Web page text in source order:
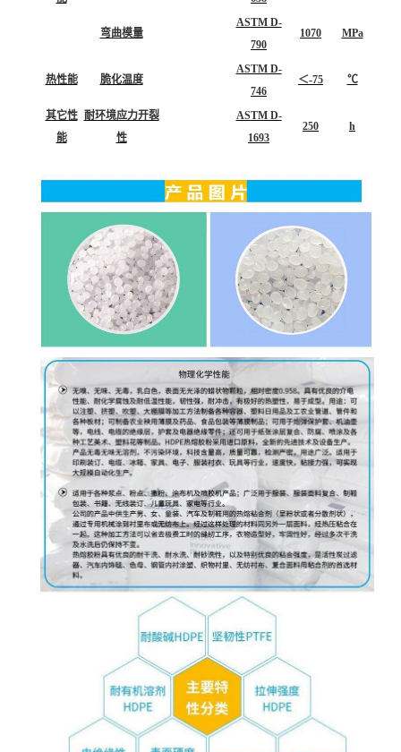
弯曲模量
ASTM D-
790
1070 MPa
热性能 脆化温度
ASTM D-
746
＜-75 ℃
其它性
能
耐环境应力开裂
性
ASTM D-
1693
250 h